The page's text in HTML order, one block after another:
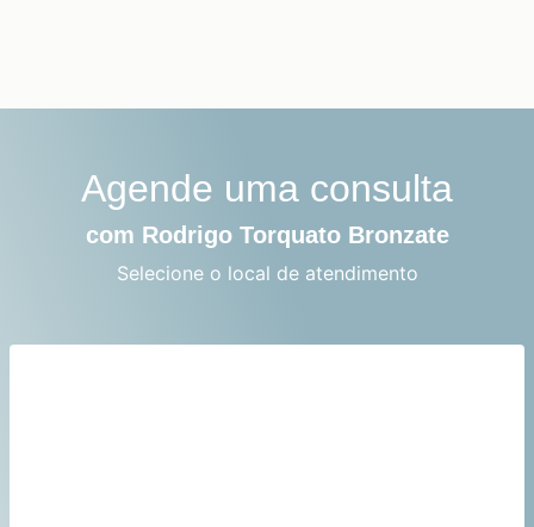
Agende uma consulta
com Rodrigo Torquato Bronzate
Selecione o local de atendimento